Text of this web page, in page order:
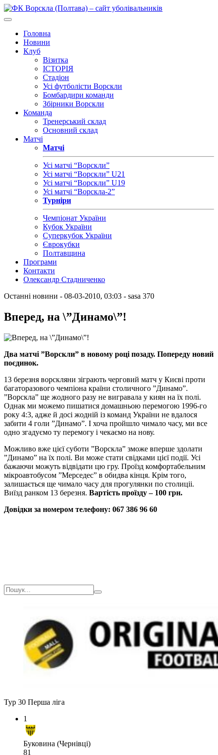
Головна
Новини
Клуб
Візитка
ІСТОРІЯ
Стадіон
Усі футболісти Ворскли
Бомбардири команди
Збірники Ворскли
Команда
Тренерський склад
Основний склад
Матчі
Матчі
Усі матчі “Ворскли”
Усі матчі “Ворскли” U21
Усі матчі “Ворскли” U19
Усі матчі “Ворскла-2”
Турніри
Чемпіонат України
Кубок України
Суперкубок України
Єврокубки
Полтавщина
Програми
Контакти
Олександр Стадниченко
Останні новини - 08-03-2010, 03:03 - sasa 370
Вперед, на \”Динамо\”!
Два матчі ”Ворскли” в новому році позаду. Попереду новий
поєдинок.
13 березня ворскляни зіграють черговий матч у Києві проти
багаторазового чемпіона країни столичного ”Динамо”.
”Ворскла” ще жодного разу не вигравала у киян на їх полі.
Однак ми можемо пишатися домашньою перемогою 1996-го
року 4:3, адже й досі жодній із команд України не вдалося
забити 4 голи ”Динамо”. І хоча пройшло чимало часу, ми все
одно згадуємо ту перемогу і чекаємо на нову.
Можливо вже цієї суботи ”Ворскла” зможе вперше здолати
”Динамо” на їх полі. Ви може стати свідками цієї події. Усі
бажаючи можуть відвідати цю гру. Проїзд комфортабельним
мікроавтобусом ”Мерседес” в обидва кінця. Крім того,
залишається ще чимало часу для прогулянки по столиціі.
Виїзд ранком 13 березня. Вартість проїзду – 100 грн.
Довідки за номером телефону: 067 386 96 60
Тур 30 Перша ліга
1
Буковина (Чернівці)
81